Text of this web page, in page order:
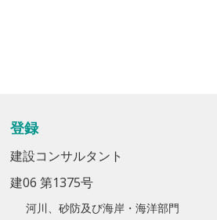
登録
建設コンサルタント
建06 第1375号
河川、砂防及び海岸・海洋部門